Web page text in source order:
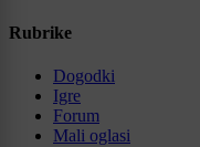
Rubrike
Dogodki
Igre
Forum
Mali oglasi